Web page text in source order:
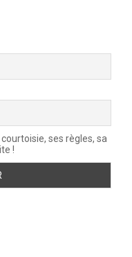
ses règles, sa
!